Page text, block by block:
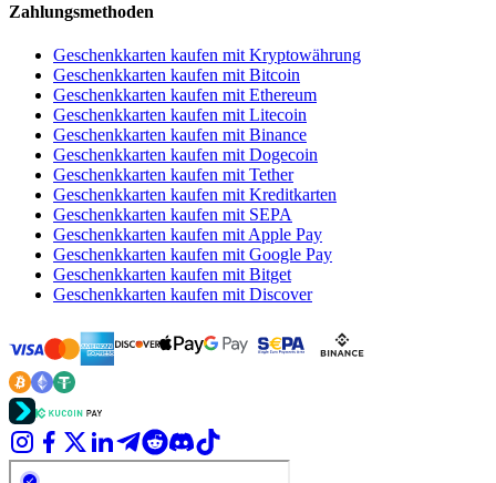
Zahlungsmethoden
Geschenkkarten kaufen mit Kryptowährung
Geschenkkarten kaufen mit Bitcoin
Geschenkkarten kaufen mit Ethereum
Geschenkkarten kaufen mit Litecoin
Geschenkkarten kaufen mit Binance
Geschenkkarten kaufen mit Dogecoin
Geschenkkarten kaufen mit Tether
Geschenkkarten kaufen mit Kreditkarten
Geschenkkarten kaufen mit SEPA
Geschenkkarten kaufen mit Apple Pay
Geschenkkarten kaufen mit Google Pay
Geschenkkarten kaufen mit Bitget
Geschenkkarten kaufen mit Discover